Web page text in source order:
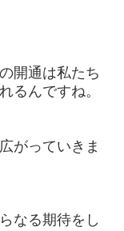
開通は私たち
るんですね。
がっていきま
なる期待をし